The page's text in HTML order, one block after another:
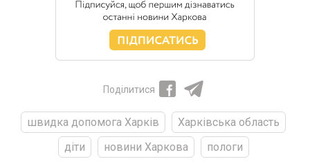
Поділитися
швидка допомога Харків
Харківська область
діти
новини Харкова пологи